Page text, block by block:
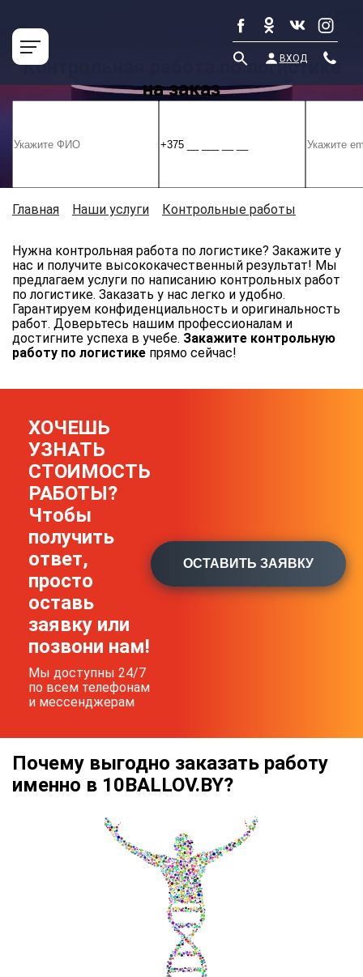
ВХОД
Контрольная работа по логистике
на заказ
Главная Наши услуги Контрольные работы
Нужна контрольная работа по логистике? Закажите у
нас и получите высококачественный результат! Мы
предлагаем услуги по написанию контрольных работ
по логистике. Заказать у нас легко и удобно.
Гарантируем конфиденциальность и оригинальность
работ. Доверьтесь нашим профессионалам и
достигните успеха в учебе. Закажите контрольную
работу по логистике прямо сейчас!
ХОЧЕШЬ
УЗНАТЬ
СТОИМОСТЬ
РАБОТЫ?
Чтобы
получить
ответ,
просто
оставь
заявку или
позвони нам!
Мы доступны 24/7
по всем телефонам
и мессенджерам
ОСТАВИТЬ ЗАЯВКУ
Почему выгодно заказать работу
именно в 10BALLOV.BY?